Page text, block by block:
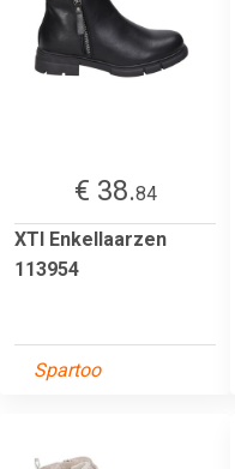
€ 38.84
XTI Enkellaarzen
113954
Spartoo